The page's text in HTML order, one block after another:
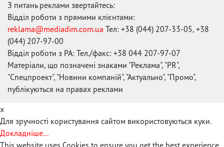
З питань реклами звертайтесь:
Відділ роботи з прямими клієнтами:
reklama@mediadim.com.ua Тел: +38 (044) 207-33-05, +38
(044) 207-97-00
Відділ роботи з РА: Тел./факс: +38 044 207-97-07
Матеріали, що позначені знаками "Реклама", "PR",
"Спецпроект", "Новини компаній", "Актуально", "Промо",
публікуються на правах реклами
x
Для зручності користування сайтом використовуються куки.
Докладніше...